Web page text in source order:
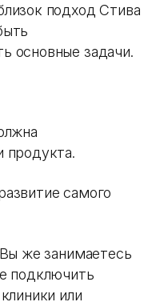
подход Стива
основные задачи.
продукта.
самого
же занимаетесь
подключить
или